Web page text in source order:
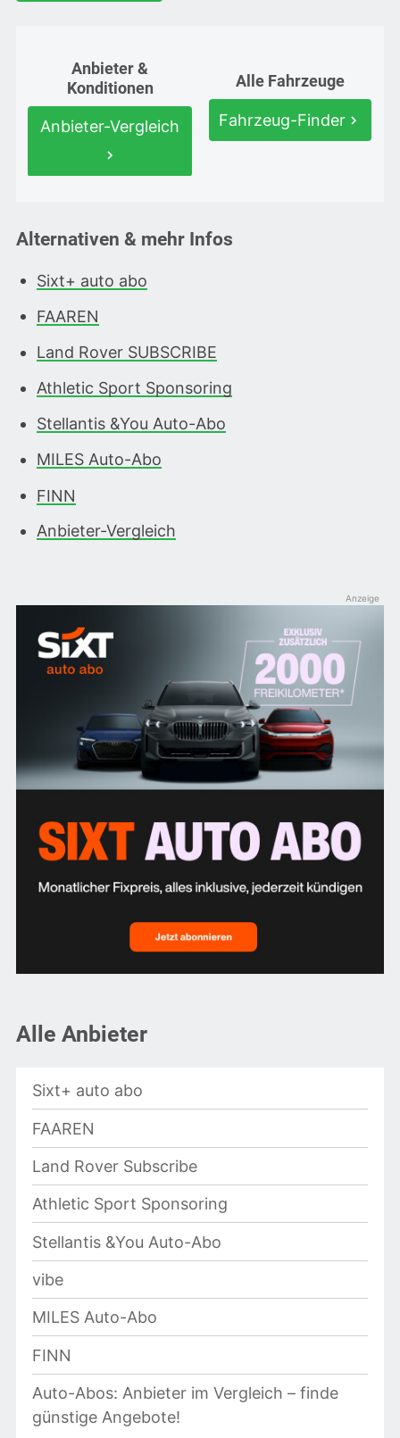
Anbieter &
Konditionen
Anbieter-Vergleich
Alle Fahrzeuge
Fahrzeug-Finder
Alternativen & mehr Infos
Sixt+ auto abo
FAAREN
Land Rover SUBSCRIBE
Athletic Sport Sponsoring
Stellantis &You Auto-Abo
MILES Auto-Abo
FINN
Anbieter-Vergleich
Alle Anbieter
Sixt+ auto abo
FAAREN
Land Rover Subscribe
Athletic Sport Sponsoring
Stellantis &You Auto-Abo
vibe
MILES Auto-Abo
FINN
Auto-Abos: Anbieter im Vergleich – finde
günstige Angebote!